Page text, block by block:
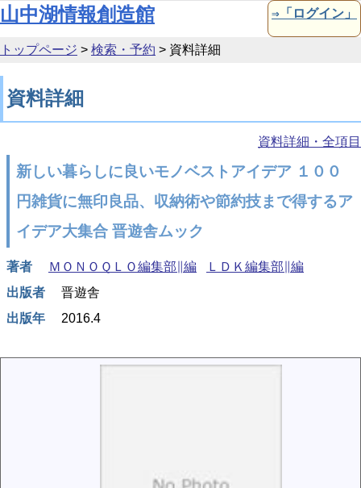
本文へ移動
山中湖情報創造館 ⇒「ログイン」
トップページ > 検索・予約 > 資料詳細
資料詳細
資料詳細・全項目
新しい暮らしに良いモノベストアイデア １００
円雑貨に無印良品、収納術や節約技まで得するア
イデア大集合 晋遊舎ムック
著者 ＭＯＮＯＱＬＯ編集部∥編
ＬＤＫ編集部∥編
出版者
晋遊舎
出版年
2016.4